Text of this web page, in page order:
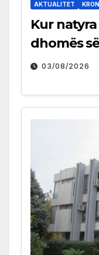
AKTUALITET
Kur
dhomës
03/08/2026